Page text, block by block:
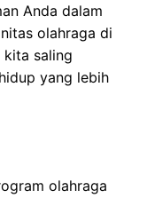
Anda dalam
olahraga di
saling
yang lebih
olahraga